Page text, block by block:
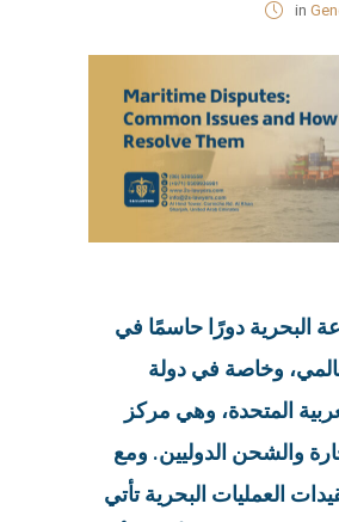
in
البحرية دورًا حاسمًا في
وخاصة في دولة
المتحدة، وهي مركز
والشحن الدوليين. ومع
العمليات البحرية تأتي